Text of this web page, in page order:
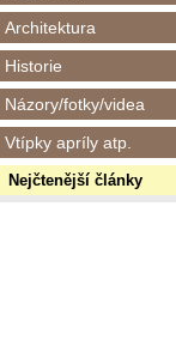
Architektura
Historie
Názory/fotky/videa
Vtípky apríly atp.
Nejčtenější články